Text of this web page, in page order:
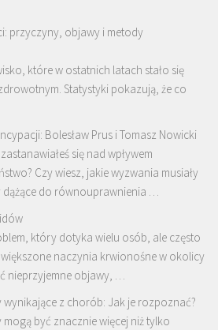
przyczyny, objawy i metody
które w ostatnich latach stało się
Statystyki pokazują, że co
Bolesław Prus i Tomasz Nowicki
się nad wpływem
Czy wiesz, jakie wyzwania musiały
dążące do równouprawnienia …
który dotyka wielu osób, ale często
naczynia krwionośne w okolicy
nieprzyjemne objawy, …
wynikające z chorób: Jak je rozpoznać?
być znacznie więcej niż tylko